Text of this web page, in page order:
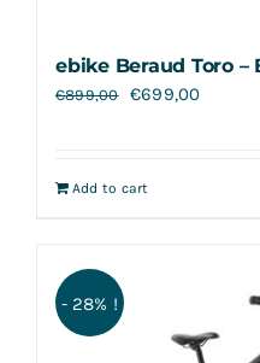
ebike Beraud Toro –
€899,00 €699,00
Add to cart
- 28% !